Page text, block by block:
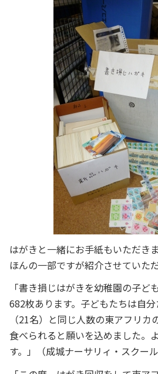
はがきと一緒にお手紙もいただきま
ほんの一部ですが紹介させていただ
「書き損じはがきを幼稚園の子ど
682枚あります。子どもたちは自
（21名）と同じ人数の東アフリ
食べられると願いを込めました。
す。」（成城ナーサリィ・スクール